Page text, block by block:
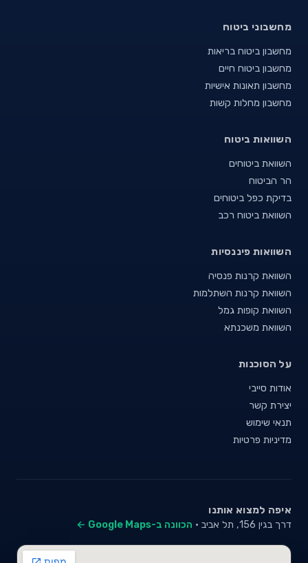
מחשבוני ביטוח
מחשבון ביטוח בריאות
מחשבון ביטוח חיים
מחשבון תאונות אישיות
מחשבון מחלות קשות
השוואות ביטוח
השוואת ביטוחים
הר הביטוח
בדיקת כפל ביטוחים
השוואת ביטוח רכב
השוואות פיננסיות
השוואת קרנות פנסיה
השוואת קרנות השתלמות
השוואת קופות גמל
השוואת משכנתא
על הסוכנות
אודות סייבי
יצירת קשר
תנאי שימוש
מדיניות פרטיות
איפה למצוא אותנו
דרך בגין 156, תל אביב · הכוונה ב-Google Maps ←